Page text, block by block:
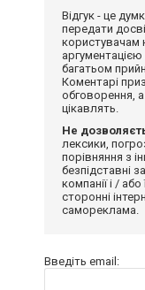
Відгук - це
передати
користувачам
багатьом
Коментарі
обговорення,
цікавлять.
Не
лексики,
порівняння з
безпідставні
компанії і /
сторонні
самореклама.
Введіть email: